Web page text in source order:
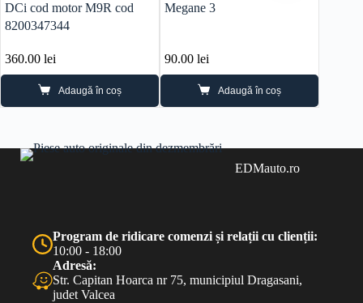
DCi cod motor M9R cod
8200347344
360.00 lei
Adaugă în coș
Megane 3
90.00lei
Adaugă în coș
EDMauto.ro
Program de ridicare comenzi și relații cu clienții:
10:00 - 18:00
Adresă:
Str. Capitan Hoarca nr 75, municipiul Dragasani,
judet Valcea